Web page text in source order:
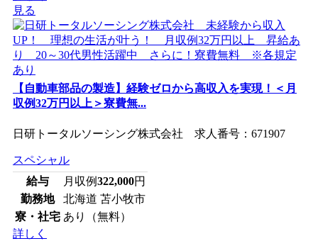
見る
【自動車部品の製造】経験ゼロから高収入を実現！＜月
収例32万円以上＞寮費無...
日研トータルソーシング株式会社 求人番号：671907
スペシャル
給与
月収例322,000円
勤務地
北海道 苫小牧市
寮・社宅 あり（無料）
詳しく